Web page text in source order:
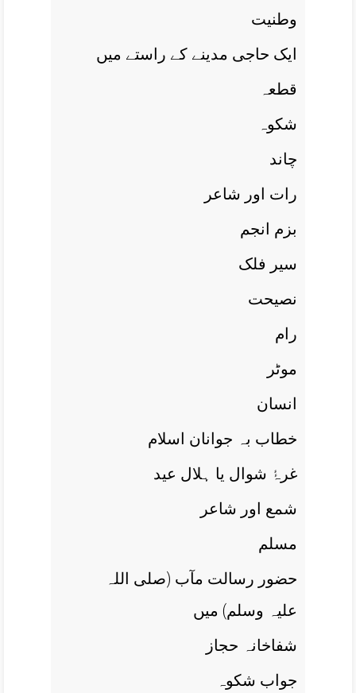
وطنيت
ايک حاجی مدينے کے راستے ميں
قطعہ
شکوہ
چاند
رات اور شاعر
بزم انجم
سیر فلک
نصيحت
رام
موٹر
انسان
خطاب بہ جوانان اسلام
غرۂٔ شوال يا ہلال عيد
شمع اور شاعر
مسلم
حضور رسالت مآب (صلی اللہ
علیہ وسلم) ميں
شفاخانہ حجاز
جواب شکوہ